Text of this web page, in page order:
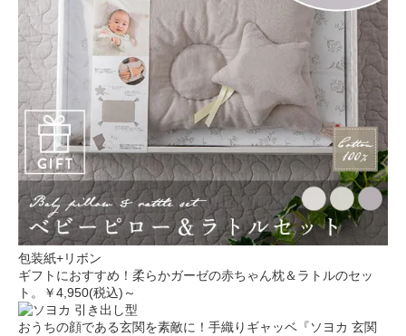
包装紙+リボン
ギフトにおすすめ！柔らかガーゼの赤ちゃん枕＆ラトルのセッ
ト。
￥4,950(税込)～
引き出し型
おうちの顔である玄関を素敵に！手織りギャッベ『ソヨカ 玄関